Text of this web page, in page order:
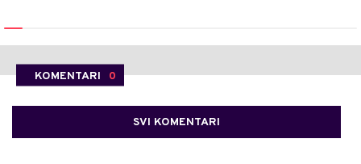
KOMENTARI 0
SVI KOMENTARI